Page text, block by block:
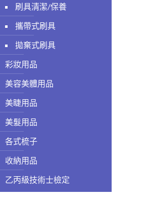
刷具清潔/保養
攜帶式刷具
拋棄式刷具
彩妝用品
美容美體用品
美睫用品
美髮用品
各式梳子
收納用品
乙丙級技術士檢定